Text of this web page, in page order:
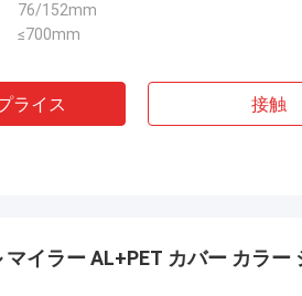
76/152mm
≤700mm
ライス 接触
マイラー AL+PET カバー カラー